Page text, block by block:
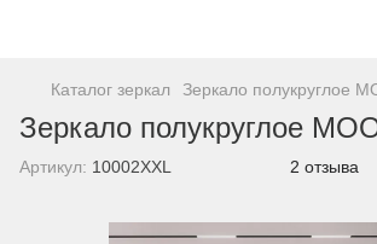
Каталог зеркал Зеркало полукруглое
Зеркало полукруглое
Артикул: 10002XXL 2 отзыва